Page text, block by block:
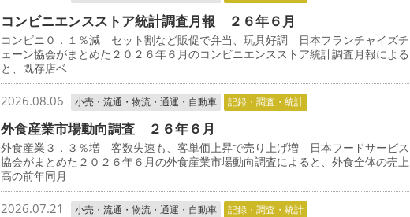
コンビニエンスストア統計調査月報 ２６年６月
コンビニ０．１％減 セット割など販促で弁当、玩具好調 日本フランチャイズチ
ェーン協会がまとめた２０２６年６月のコンビニエンスストア統計調査月報による
と、既存店ベ
2026.08.06 小売・流通・物流・通運・自動車 記録・調査・統計
外食産業市場動向調査 ２６年６月
外食産業３．３％増 客数失速も、客単価上昇で売り上げ増 日本フードサービス
協会がまとめた２０２６年６月の外食産業市場動向調査によると、外食全体の売上
高の前年同月
2026.07.21 小売・流通・物流・通運・自動車 記録・調査・統計